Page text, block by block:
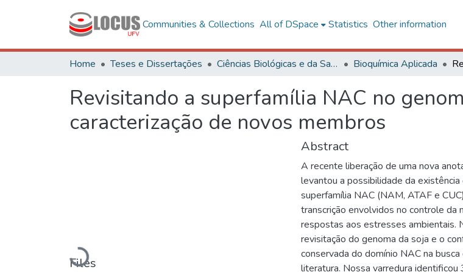
Communities & Collections All of DSpace Statistics Other information
Home Teses e Dissertações Ciências Biológicas e da Saúde Bioquímica Aplicada
Revisitando a superfamília NAC no
caracterização de novos membros
Loading...
Files
Abstract
A recente liberação de uma nova
levantou a possibilidade da
superfamília NAC (NAM, ATAF e
transcrição envolvidos no controle
respostas aos estresses ambientais.
revisitação do genoma da soja e o
conservada do domínio NAC na
literatura. Nossa varredura